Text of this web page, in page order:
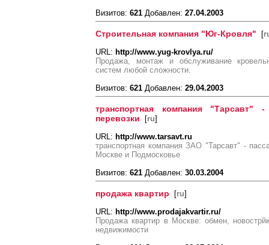
Визитов: 621 Добавлен: 27.04.2003
Строительная компания "Юг-Кровля" [
URL: http://www.yug-krovlya.ru/
Продажа, монтаж и обслуживание
систем любой сложности.
Визитов: 621 Добавлен: 29.04.2003
транспортная компания "Тарсавт" -
перевозки [ru]
URL: http://www.tarsavt.ru
транспортная компания ЗАО "Тарсавт" -
Москве и Подмосковье
Визитов: 621 Добавлен: 30.03.2004
продажа квартир [ru]
URL: http://www.prodajakvartir.ru/
Продажа квартир в Москве: обмен,
недвижимости